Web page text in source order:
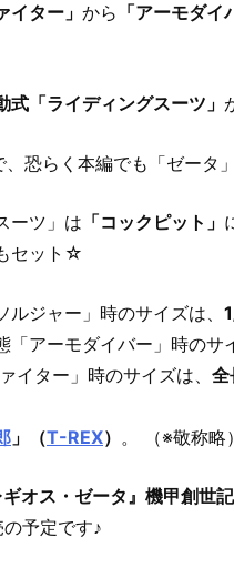
イター」 から 「アーモダイ
式「ライディングスーツ」
、恐らく本編でも「ゼータ
ーツ」は 「コックピット」
セット☆
ジャー」時のサイズは、
アーモダイバー」時のサ
イター」時のサイズは、 全
」（T-REX） 。 （※敬称略）
オス・ゼータ』機甲創世
予定です♪